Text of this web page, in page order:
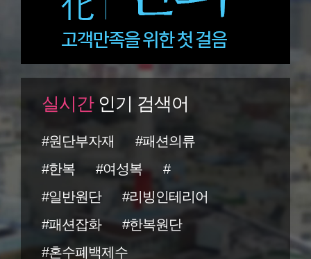
실시간인기 검색어
#원단부자재
#패션의류
#한복
#여성복
#
#일반원단
#리빙인테리어
#패션잡화
#한복원단
#혼수폐백제수